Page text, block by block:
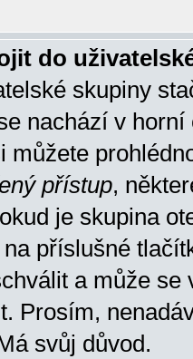
do
skupiny
nachází v horní
můžete
přístup,
je skupina
příslušné
a může se
Prosím,
svůj důvod.